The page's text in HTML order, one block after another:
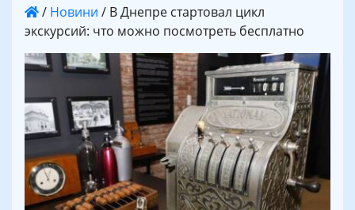
/ Новини / В Днепре стартовал цикл
экскурсий: что можно посмотреть бесплатно